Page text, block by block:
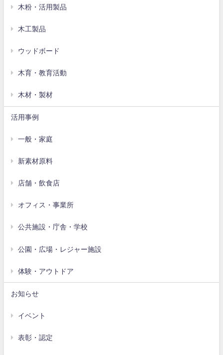
木粉・活用製品
木工製品
ウッドボード
木育・教育活動
木材・製材
活用事例
一般・家庭
新素材原料
店舗・飲食店
オフィス・事業所
公共施設・庁舎・学校
公園・広場・レジャー施設
体験・アウトドア
お知らせ
イベント
表彰・認定